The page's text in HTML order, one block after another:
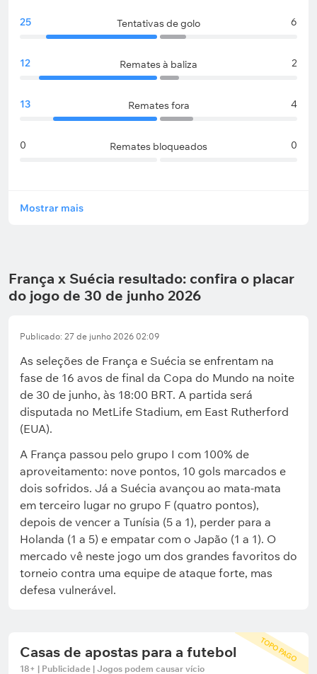
25 Tentativas de golo 6
12 Remates à baliza 2
13 Remates fora 4
0 Remates bloqueados 0
Mostrar mais
França x Suécia resultado: confira o placar
do jogo de 30 de junho 2026
Publicado: 27 de junho 2026 02:09
As seleções de França e Suécia se enfrentam na
fase de 16 avos de final da Copa do Mundo na noite
de 30 de junho, às 18:00 BRT. A partida será
disputada no MetLife Stadium, em East Rutherford
(EUA).
A França passou pelo grupo I com 100% de
aproveitamento: nove pontos, 10 gols marcados e
dois sofridos. Já a Suécia avançou ao mata-mata
em terceiro lugar no grupo F (quatro pontos),
depois de vencer a Tunísia (5 a 1), perder para a
Holanda (1 a 5) e empatar com o Japão (1 a 1). O
mercado vê neste jogo um dos grandes favoritos do
torneio contra uma equipe de ataque forte, mas
defesa vulnerável.
TOPO PAGO
Casas de apostas para a futebol
18+ | Publicidade | Jogos podem causar vício